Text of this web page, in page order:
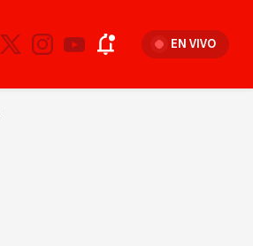
EN VIVO